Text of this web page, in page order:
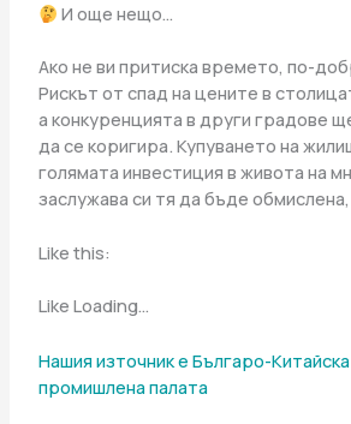
И още нещо…
Ако не ви притиска времето, по-
Рискът от спад на цените в
а конкуренцията в други градове
да се коригира. Купуването на
голямата инвестиция в живота на
заслужава си тя да бъде
Like this:
Like Loading…
Нашия източник е Българо-
промишлена палaта